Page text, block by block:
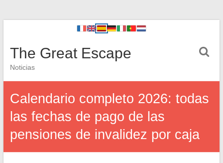
The Great Escape
Noticias
Calendario completo 2026: todas
las fechas de pago de las
pensiones de invalidez por caja